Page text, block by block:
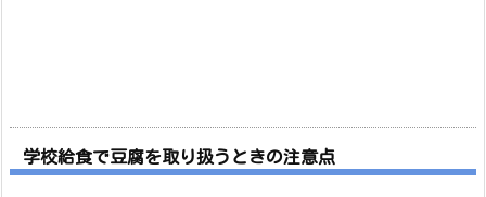
学校給食で豆腐を取り扱うときの注意点